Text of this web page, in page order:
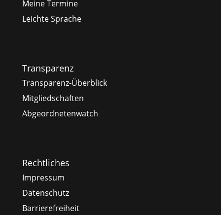
Meine Termine
Leichte Sprache
Transparenz
Transparenz-Überblick
Mitgliedschaften
Abgeordnetenwatch
Rechtliches
Impressum
Datenschutz
Barrierefreiheit